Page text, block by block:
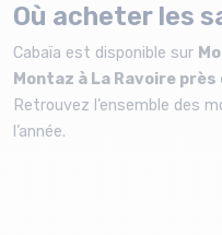
Où acheter les
Cabaïa est disponible sur
Montaz à La Ravoire près
Retrouvez l’ensemble des
l’année.